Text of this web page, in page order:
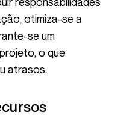
otimiza-se a
se um
o que
atrasos.